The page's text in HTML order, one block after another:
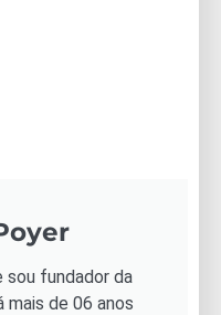
sou fundador da
mais de 06 anos